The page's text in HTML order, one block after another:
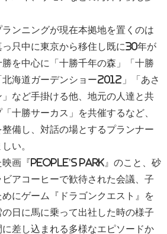
ンニングが現在本拠地を置くのは
只中に東京から移住し既に30年が
を中心に「十勝千年の森」「十勝
北海道ガーデンショー2012」「あさ
など手掛ける他、地元の人達と共
十勝サーカス」を共催するなど、
備し、対話の場とするプランナー
い。
映画『people’s park』のこと、砂
アコーヒーで歓待された会議、子
にゲーム『ドラゴンクエスト』を
日に馬に乗って出社した時の様子
差し込まれる多様なエピソードか